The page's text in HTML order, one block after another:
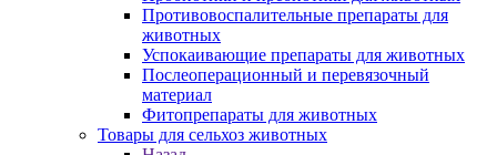
Противовоспалительные препараты для
животных
Успокаивающие препараты для животных
Послеоперационный и перевязочный
материал
Фитопрепараты для животных
Товары для сельхоз животных